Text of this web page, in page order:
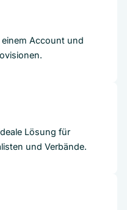
einem Account und
Lösung für
und Verbände.